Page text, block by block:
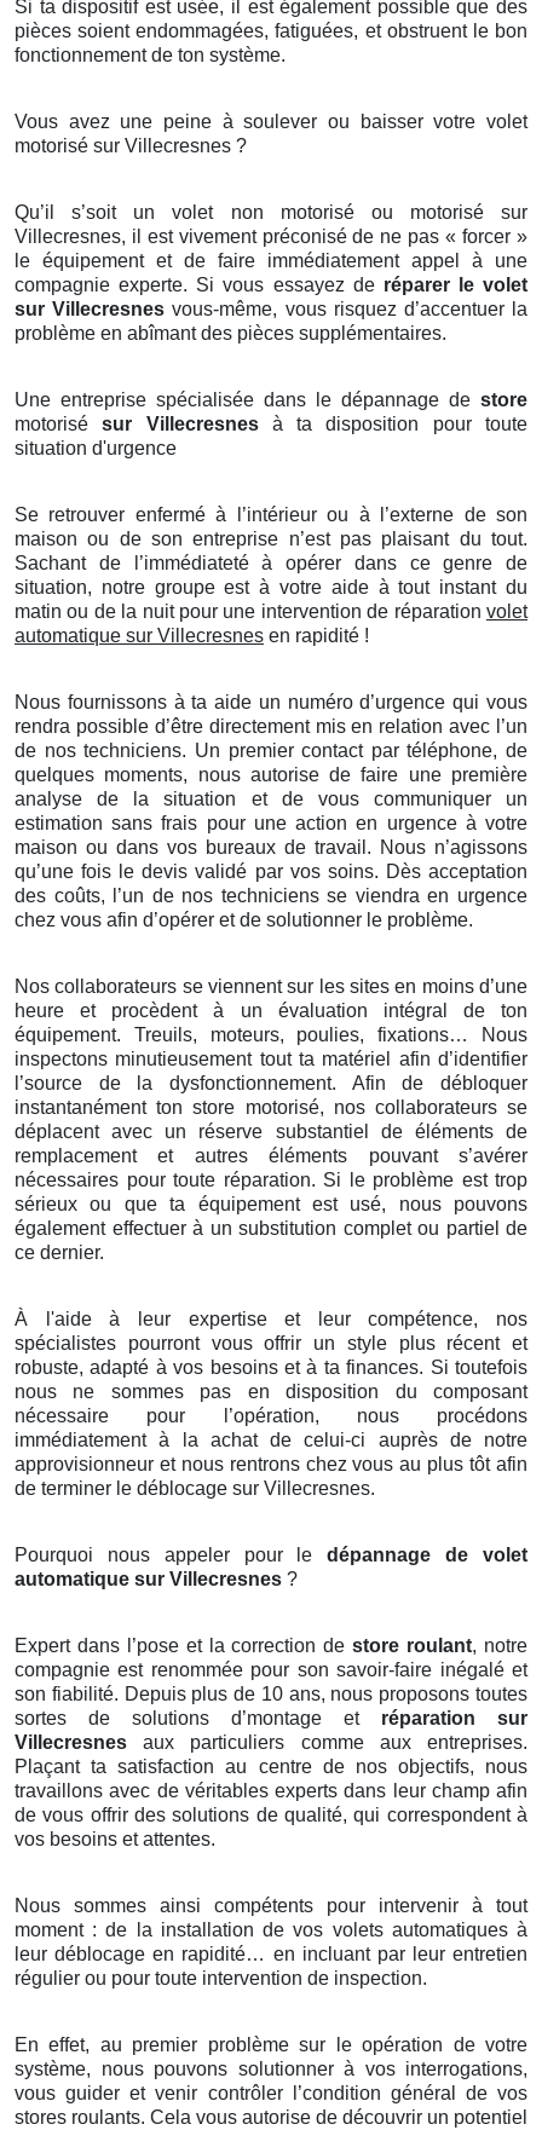
Si ta dispositif est usée, il est également possible que des
pièces soient endommagées, fatiguées, et obstruent le bon
fonctionnement de ton système.
Vous avez une peine à soulever ou baisser votre volet
motorisé sur Villecresnes ?
Qu’il s’soit un volet non motorisé ou motorisé sur
Villecresnes, il est vivement préconisé de ne pas « forcer »
le équipement et de faire immédiatement appel à une
compagnie experte. Si vous essayez de réparer le volet
sur Villecresnes vous-même, vous risquez d’accentuer la
problème en abîmant des pièces supplémentaires.
Une entreprise spécialisée dans le dépannage de store
motorisésur Villecresnesà ta disposition pour toute
situation d'urgence
Se retrouver enfermé à l’intérieur ou à l’externe de son
maison ou de son entreprise n’est pas plaisant du tout.
Sachant de l’immédiateté à opérer dans ce genre de
situation, notre groupe est à votre aide à tout instant du
matin ou de la nuit pour une intervention de réparation volet
automatique sur Villecresnes en rapidité !
Nous fournissons à ta aide un numéro d’urgence qui vous
rendra possible d’être directement mis en relation avec l’un
de nos techniciens. Un premier contact par téléphone, de
quelques moments, nous autorise de faire une première
analyse de la situation et de vous communiquer un
estimation sans frais pour une action en urgence à votre
maison ou dans vos bureaux de travail. Nous n’agissons
qu’une fois le devis validé par vos soins. Dès acceptation
des coûts, l’un de nos techniciens se viendra en urgence
chez vous afin d’opérer et de solutionner le problème.
Nos collaborateurs se viennent sur les sites en moins d’une
heure et procèdent à un évaluation intégral de ton
équipement. Treuils, moteurs, poulies, fixations… Nous
inspectons minutieusement tout ta matériel afin d’identifier
l’source de la dysfonctionnement. Afin de débloquer
instantanément ton store motorisé, nos collaborateurs se
déplacent avec un réserve substantiel de éléments de
remplacement et autres éléments pouvant s’avérer
nécessaires pour toute réparation. Si le problème est trop
sérieux ou que ta équipement est usé, nous pouvons
également effectuer à un substitution complet ou partiel de
ce dernier.
À l'aide à leur expertise et leur compétence, nos
spécialistes pourront vous offrir un style plus récent et
robuste, adapté à vos besoins et à ta finances. Si toutefois
nous ne sommes pas en disposition du composant
nécessaire pour l’opération, nous procédons
immédiatement à la achat de celui-ci auprès de notre
approvisionneur et nous rentrons chez vous au plus tôt afin
de terminer le déblocage sur Villecresnes.
Pourquoi nous appeler pour ledépannage de volet
automatique sur Villecresnes ?
Expert dans l’pose et la correction destore roulant, notre
compagnie est renommée pour son savoir-faire inégalé et
son fiabilité. Depuis plus de 10 ans, nous proposons toutes
sortes de solutions d’montage et réparation sur
Villecresnes aux particuliers comme aux entreprises.
Plaçant ta satisfaction au centre de nos objectifs, nous
travaillons avec de véritables experts dans leur champ afin
de vous offrir des solutions de qualité, qui correspondent à
vos besoins et attentes.
Nous sommes ainsi compétents pour intervenir à tout
moment : de la installation de vos volets automatiques à
leur déblocage en rapidité… en incluant par leur entretien
régulier ou pour toute intervention de inspection.
En effet, au premier problème sur le opération de votre
système, nous pouvons solutionner à vos interrogations,
vous guider et venir contrôler l’condition général de vos
stores roulants. Cela vous autorise de découvrir un potentiel